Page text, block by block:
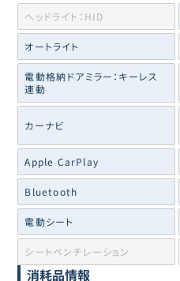
ヘッドライト：HID
オートライト
電動格納ドアミラー：キーレス
連動
カーナビ
Apple CarPlay
Bluetooth
電動シート
シートベンチレーション
消耗品情報